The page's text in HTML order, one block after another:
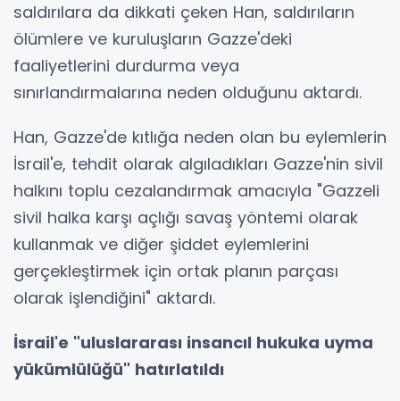
saldırılara da dikkati çeken Han, saldırıların
ölümlere ve kuruluşların Gazze'deki
faaliyetlerini durdurma veya
sınırlandırmalarına neden olduğunu aktardı.
Han, Gazze'de kıtlığa neden olan bu eylemlerin
İsrail'e, tehdit olarak algıladıkları Gazze'nin sivil
halkını toplu cezalandırmak amacıyla "Gazzeli
sivil halka karşı açlığı savaş yöntemi olarak
kullanmak ve diğer şiddet eylemlerini
gerçekleştirmek için ortak planın parçası
olarak işlendiğini" aktardı.
İsrail'e "uluslararası insancıl hukuka uyma
yükümlülüğü" hatırlatıldı